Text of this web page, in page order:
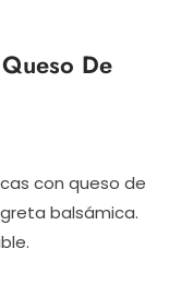
De
con queso de
balsámica.